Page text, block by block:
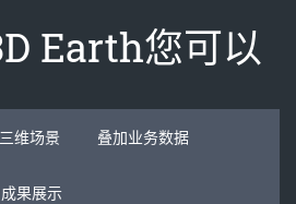
Earth您可以
维场景 叠加业务数据
成果展示